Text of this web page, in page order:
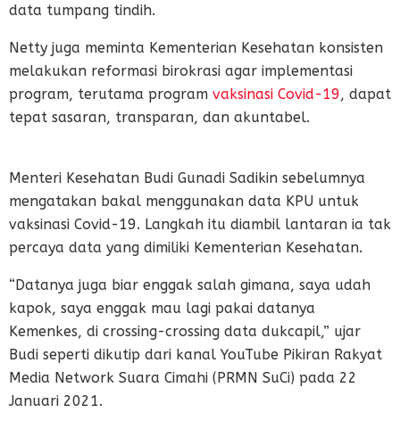
data tumpang tindih.
Netty juga meminta Kementerian Kesehatan konsisten
melakukan reformasi birokrasi agar implementasi
program, terutama program vaksinasi Covid-19, dapat
tepat sasaran, transparan, dan akuntabel.
Menteri Kesehatan Budi Gunadi Sadikin sebelumnya
mengatakan bakal menggunakan data KPU untuk
vaksinasi Covid-19. Langkah itu diambil lantaran ia tak
percaya data yang dimiliki Kementerian Kesehatan.
“Datanya juga biar enggak salah gimana, saya udah
kapok, saya enggak mau lagi pakai datanya
Kemenkes, di crossing-crossing data dukcapil,” ujar
Budi seperti dikutip dari kanal YouTube Pikiran Rakyat
Media Network Suara Cimahi (PRMN SuCi) pada 22
Januari 2021.